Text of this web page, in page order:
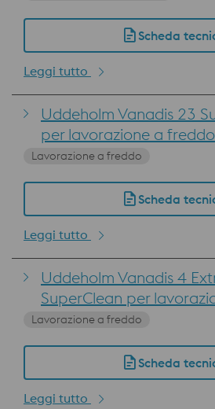
Scheda
Leggi tutto
Uddeholm Vanadis 23
per lavorazione a freddo
Lavorazione a freddo
Scheda
Leggi tutto
Uddeholm Vanadis 4
SuperClean per
Lavorazione a freddo
Scheda
Leggi tutto